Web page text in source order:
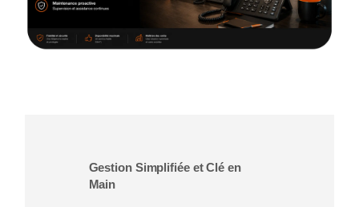
Gestion Simplifiée et Clé en
Main